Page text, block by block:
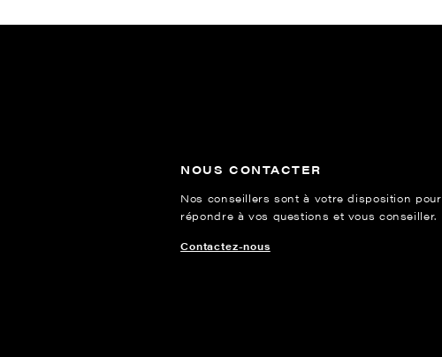
NOUS CONTACTER
Nos conseillers sont à votre disposition pour
répondre à vos questions et vous conseiller.
Contactez-nous